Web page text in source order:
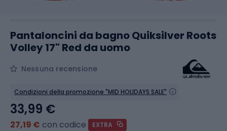
Pantaloncini da bagno Quiksilver Roots
Volley 17" Red da uomo
Nessuna recensione
Condizioni della promozione "MID HOLIDAYS SALE"
33,99 €
27,19 € con codice
EXTRA